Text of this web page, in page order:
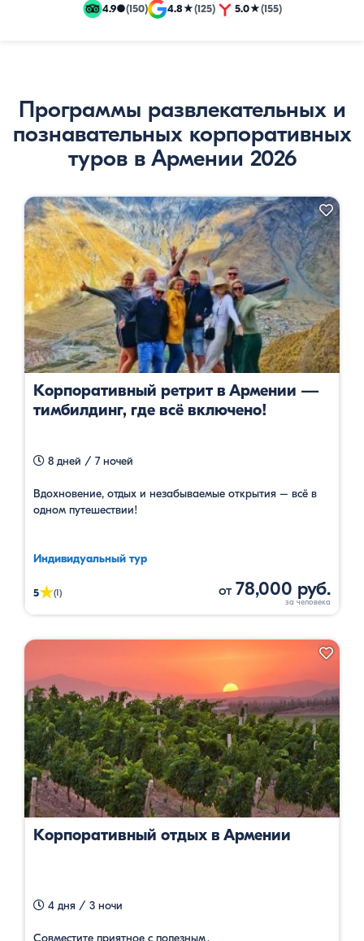
4.9●(150) 4.8★(125) 5.0★(155)
Программы развлекательных и
познавательных корпоративных
туров в Армении 2026
Корпоративный ретрит в Армении —
тимбилдинг, где всё включено!
8 дней / 7 ночей
Вдохновение, отдых и незабываемые открытия – всё в
одном путешествии!
Индивидуальный тур
5★(1) от 78,000 руб.
Корпоративный отдых в Армении
4 дня / 3 ночи
Совместите приятное с полезным․